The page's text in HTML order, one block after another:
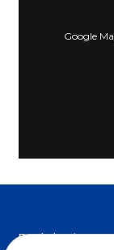
Google
Podologie -